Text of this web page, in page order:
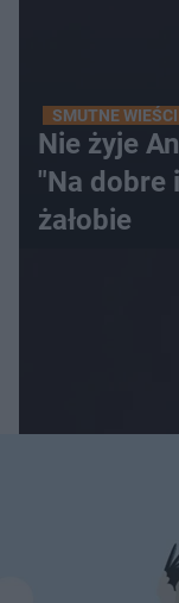
SMUTNE WIEŚCI
Nie żyje
"Na dobre
żałobie